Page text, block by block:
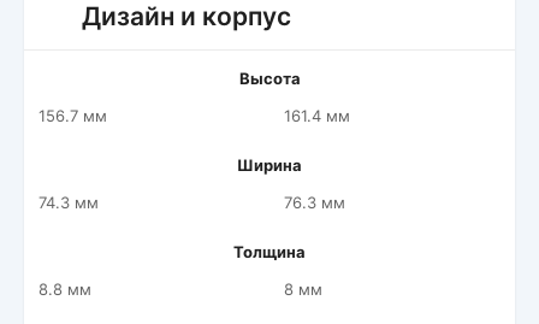
Дизайн и корпус
Высота
156.7 мм
161.4 мм
Ширина
74.3 мм
76.3 мм
Толщина
8.8 мм
8 мм